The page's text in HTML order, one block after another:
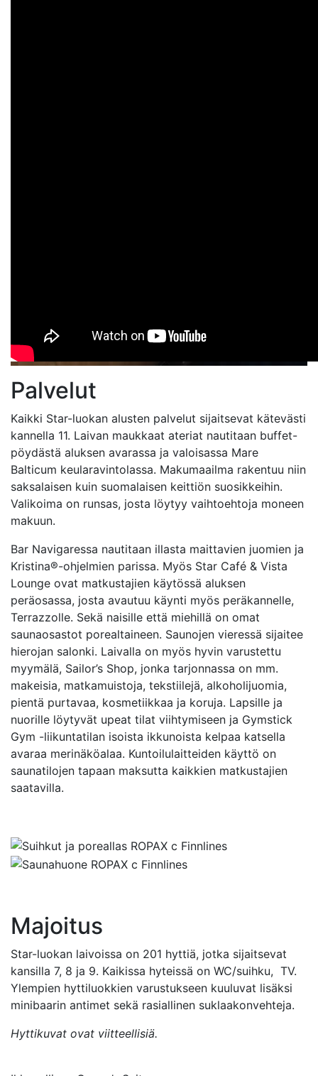
Palvelut
Kaikki Star-luokan alusten palvelut sijaitsevat kätevästi
kannella 11. Laivan maukkaat ateriat nautitaan buffet-
pöydästä aluksen avarassa ja valoisassa Mare
Balticum keularavintolassa. Makumaailma rakentuu niin
saksalaisen kuin suomalaisen keittiön suosikkeihin.
Valikoima on runsas, josta löytyy vaihtoehtoja moneen
makuun.
Bar Navigaressa nautitaan illasta maittavien juomien ja
Kristina®-ohjelmien parissa. Myös Star Café & Vista
Lounge ovat matkustajien käytössä aluksen
peräosassa, josta avautuu käynti myös peräkannelle,
Terrazzolle. Sekä naisille että miehillä on omat
saunaosastot porealtaineen. Saunojen vieressä sijaitee
hierojan salonki. Laivalla on myös hyvin varustettu
myymälä, Sailor’s Shop, jonka tarjonnassa on mm.
makeisia, matkamuistoja, tekstiilejä, alkoholijuomia,
pientä purtavaa, kosmetiikkaa ja koruja. Lapsille ja
nuorille löytyvät upeat tilat viihtymiseen ja Gymstick
Gym -liikuntatilan isoista ikkunoista kelpaa katsella
avaraa merinäköalaa. Kuntoilulaitteiden käyttö on
saunatilojen tapaan maksutta kaikkien matkustajien
saatavilla.
Majoitus
Star-luokan laivoissa on 201 hyttiä, jotka sijaitsevat
kansilla 7, 8 ja 9. Kaikissa hyteissä on WC/suihku, TV.
Ylempien hyttiluokkien varustukseen kuuluvat lisäksi
minibaarin antimet sekä rasiallinen suklaakonvehteja.
Hyttikuvat ovat viitteellisiä.